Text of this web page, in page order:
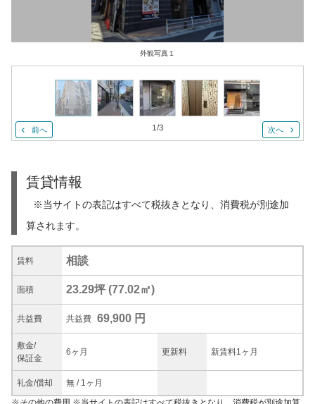
外観写真１
前へ 1/3 次へ
賃貸情報
※当サイトの表記はすべて税抜きとなり、消費税が別途加
算されます。
賃料 相談
面積 23.29坪 (77.02㎡)
共益費 共益費 69,900 円
敷金/
保証金
6ヶ月 更新料 新賃料1ヶ月
礼金/償却 無 / 1ヶ月